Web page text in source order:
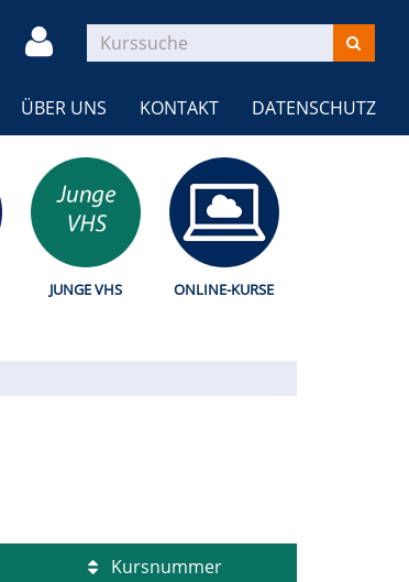
ÜBER UNS KONTAKT DATENSCHUTZ
JUNGE VHS ONLINE-KURSE
Kursnummer